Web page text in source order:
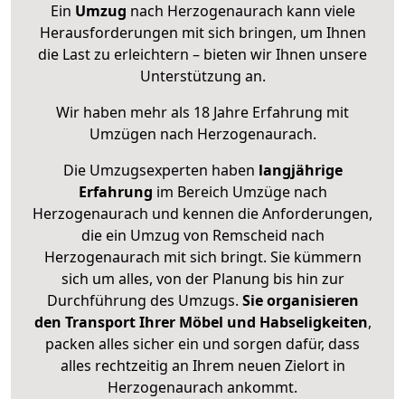
Ein Umzug nach Herzogenaurach kann viele
Herausforderungen mit sich bringen, um Ihnen
die Last zu erleichtern – bieten wir Ihnen unsere
Unterstützung an.
Wir haben mehr als 18 Jahre Erfahrung mit
Umzügen nach Herzogenaurach.
Die Umzugsexperten haben langjährige
Erfahrung im Bereich Umzüge nach
Herzogenaurach und kennen die Anforderungen,
die ein Umzug von Remscheid nach
Herzogenaurach mit sich bringt. Sie kümmern
sich um alles, von der Planung bis hin zur
Durchführung des Umzugs. Sie organisieren
den Transport Ihrer Möbel und Habseligkeiten,
packen alles sicher ein und sorgen dafür, dass
alles rechtzeitig an Ihrem neuen Zielort in
Herzogenaurach ankommt.